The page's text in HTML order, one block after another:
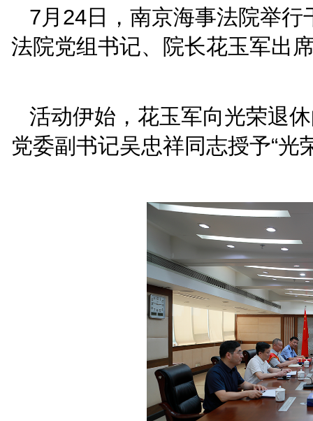
7月24日，南京海事
法院党组书记、院长花
活动伊始，花玉军向
党委副书记吴忠祥同志